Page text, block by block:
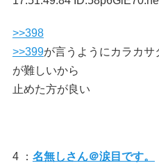
>>398
>>399が言うようにカラカサ
が難しいから
止めた方が良い
4 ： 名無しさん＠涙目です。